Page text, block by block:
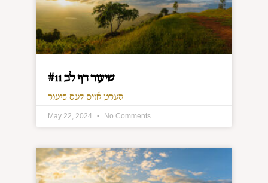
שיעור דף לב #11
הערט אויס דעם שיעור
May 22, 2024 No Comments